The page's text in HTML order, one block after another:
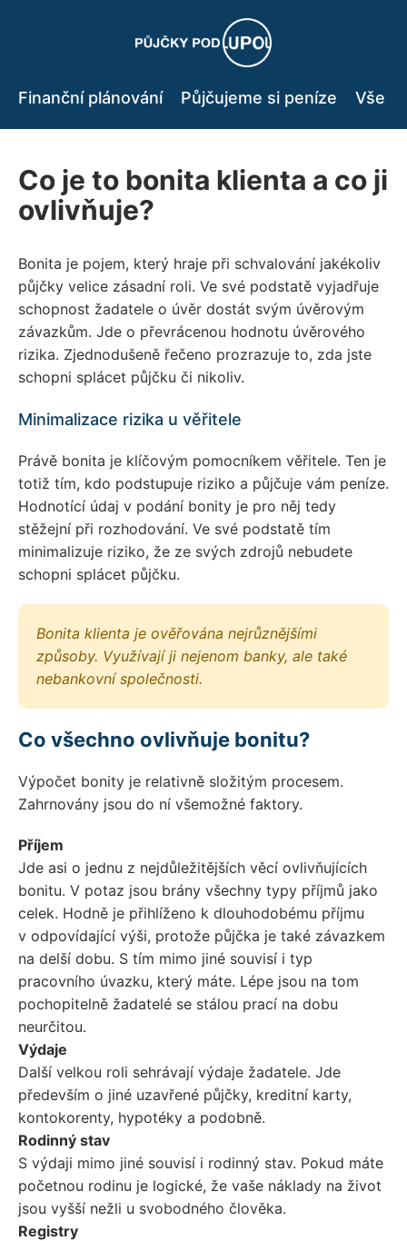
Finanční plánování Půjčujeme si peníze Vše o
Co je to bonita klienta a co ji
ovlivňuje?
Bonita je pojem, který hraje při schvalování jakékoliv
půjčky velice zásadní roli. Ve své podstatě vyjadřuje
schopnost žadatele o úvěr dostát svým úvěrovým
závazkům. Jde o převrácenou hodnotu úvěrového
rizika. Zjednodušeně řečeno prozrazuje to, zda jste
schopni splácet půjčku či nikoliv.
Minimalizace rizika u věřitele
Právě bonita je klíčovým pomocníkem věřitele. Ten je
totiž tím, kdo podstupuje riziko a půjčuje vám peníze.
Hodnotící údaj v podání bonity je pro něj tedy
stěžejní při rozhodování. Ve své podstatě tím
minimalizuje riziko, že ze svých zdrojů nebudete
schopni splácet půjčku.
Bonita klienta je ověřována nejrůznějšími
způsoby. Využívají ji nejenom banky, ale také
nebankovní společnosti.
Co všechno ovlivňuje bonitu?
Výpočet bonity je relativně složitým procesem.
Zahrnovány jsou do ní všemožné faktory.
Příjem
Jde asi o jednu z nejdůležitějších věcí ovlivňujících
bonitu. V potaz jsou brány všechny typy příjmů jako
celek. Hodně je přihlíženo k dlouhodobému příjmu
v odpovídající výši, protože půjčka je také závazkem
na delší dobu. S tím mimo jiné souvisí i typ
pracovního úvazku, který máte. Lépe jsou na tom
pochopitelně žadatelé se stálou prací na dobu
neurčitou.
Výdaje
Další velkou roli sehrávají výdaje žadatele. Jde
především o jiné uzavřené půjčky, kreditní karty,
kontokorenty, hypotéky a podobně.
Rodinný stav
S výdaji mimo jiné souvisí i rodinný stav. Pokud máte
početnou rodinu je logické, že vaše náklady na život
jsou vyšší nežli u svobodného člověka.
Registry